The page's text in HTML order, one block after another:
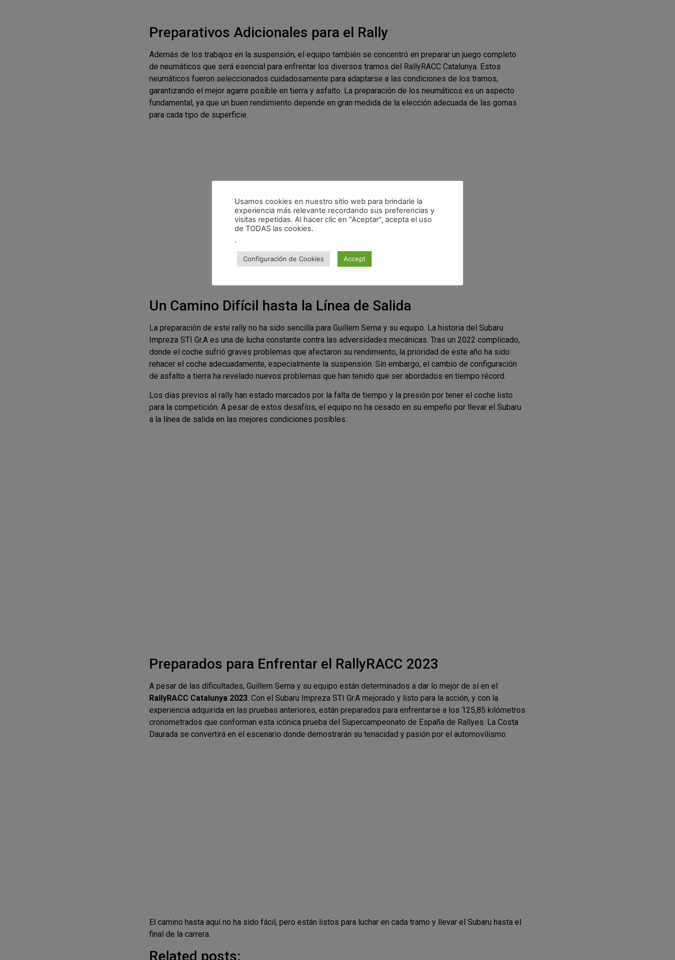
Preparativos Adicionales para el Rally
Además de los trabajos en la suspensión, el equipo también se concentró en preparar un juego completo
de neumáticos que será esencial para enfrentar los diversos tramos del RallyRACC Catalunya. Estos
neumáticos fueron seleccionados cuidadosamente para adaptarse a las condiciones de los tramos,
garantizando el mejor agarre posible en tierra y asfalto. La preparación de los neumáticos es un aspecto
fundamental, ya que un buen rendimiento depende en gran medida de la elección adecuada de las gomas
para cada tipo de superficie.
Un Camino Difícil hasta la Línea de Salida
La preparación de este rally no ha sido sencilla para Guillem Serna y su equipo. La historia del Subaru
Impreza STI Gr.A es una de lucha constante contra las adversidades mecánicas. Tras un 2022 complicado,
donde el coche sufrió graves problemas que afectaron su rendimiento, la prioridad de este año ha sido
rehacer el coche adecuadamente, especialmente la suspensión. Sin embargo, el cambio de configuración
de asfalto a tierra ha revelado nuevos problemas que han tenido que ser abordados en tiempo récord.
Los días previos al rally han estado marcados por la falta de tiempo y la presión por tener el coche listo
para la competición. A pesar de estos desafíos, el equipo no ha cesado en su empeño por llevar el Subaru
a la línea de salida en las mejores condiciones posibles.
Preparados para Enfrentar el RallyRACC 2023
A pesar de las dificultades, Guillem Serna y su equipo están determinados a dar lo mejor de sí en el
RallyRACC Catalunya 2023 . Con el Subaru Impreza STI Gr.A mejorado y listo para la acción, y con la
experiencia adquirida en las pruebas anteriores, están preparados para enfrentarse a los 125,85 kilómetros
cronometrados que conforman esta icónica prueba del Supercampeonato de España de Rallyes. La Costa
Daurada se convertirá en el escenario donde demostrarán su tenacidad y pasión por el automovilismo.
El camino hasta aquí no ha sido fácil, pero están listos para luchar en cada tramo y llevar el Subaru hasta el
final de la carrera.
Related posts:
Usamos cookies en nuestro sitio web para brindarle la
experiencia más relevante recordando sus preferencias y
visitas repetidas. Al hacer clic en "Aceptar", acepta el uso
de TODAS las cookies.
.
Configuración de Cookies Accept